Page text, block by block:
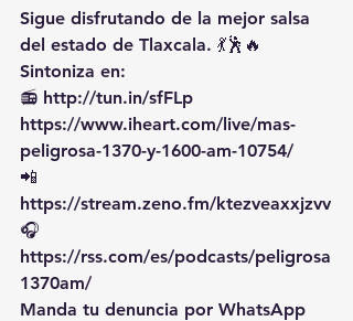
Sigue disfrutando de la mejor salsa
del estado de Tlaxcala. 💃🕺🔥
Sintoniza en:
📻 http://tun.in/sfFLp
https://www.iheart.com/live/mas-
peligrosa-1370-y-1600-am-10754/
📲
https://stream.zeno.fm/ktezveaxxjzvv
🎧
https://rss.com/es/podcasts/peligrosa
1370am/
Manda tu denuncia por WhatsApp